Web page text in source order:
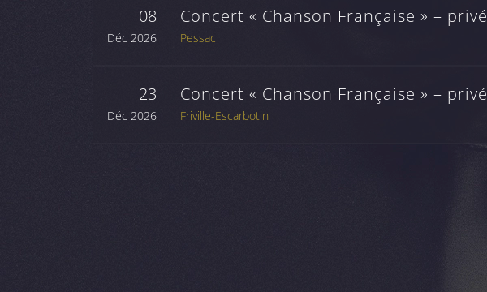
08
Déc 2026
Concert « Chanson Française » – privé
Pessac
23
Déc 2026
Concert « Chanson Française » – privé
Friville-Escarbotin